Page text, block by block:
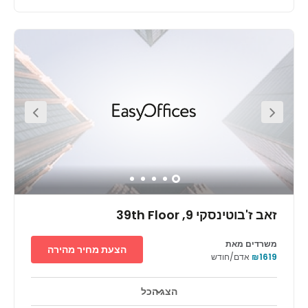
walk from Savidor Center train station and close to all
the main roads exits. For those arriving by car, parking is
available for your convenience. This center is surrounded
by a range of useful amenities, all within walking
distance. A number of restaurants and coffee shops are
three minutes away on foot, the perfect place to grab a
bite to eat with the team after work.
זאב ז'בוטינסקי 9, 39th Floor
משרדים מאת
אדם/חודש
הצעת מחיר מהירה
הצג הכל